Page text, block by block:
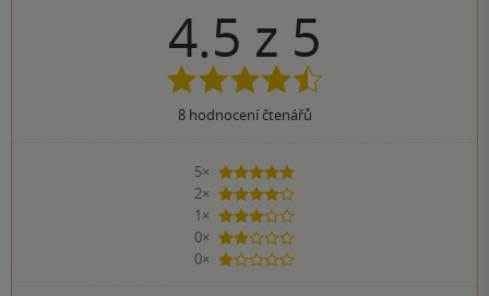
4.5 z 5
8hodnocení čtenářů
5×
5 hvězdiček
2×
4 hvězdičky
1×
3 hvězdičky
0×
2 hvězdičky
0×
1 hvezdička